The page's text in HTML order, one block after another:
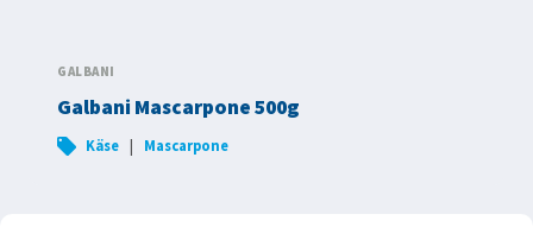
GALBANI
Galbani Mascarpone 500g
Käse | Mascarpone